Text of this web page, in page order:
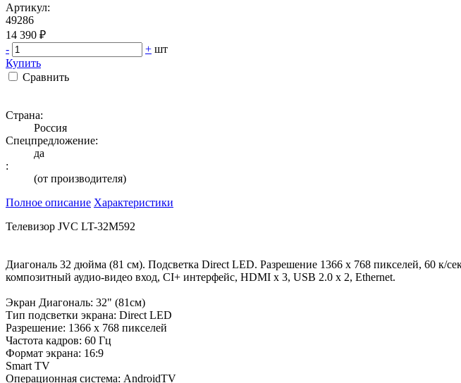
Артикул:
49286
14 390 ₽
-
+ шт
Купить
Сравнить
Страна:
Россия
Спецпредложение:
да
:
(от производителя)
Полное описание Характеристики
Телевизор JVC LT-32M592
Диагональ 32 дюйма (81 см). Подсветка Direct LED. Разрешение 1366 x 768 пикселей, 60
композитный аудио-видео вход, CI+ интерфейс, HDMI х 3, USB 2.0 x 2, Ethernet.
Экран Диагональ: 32" (81см)
Тип подсветки экрана: Direct LED
Разрешение: 1366 x 768 пикселей
Частота кадров: 60 Гц
Формат экрана: 16:9
Smart TV
Операционная система: AndroidTV